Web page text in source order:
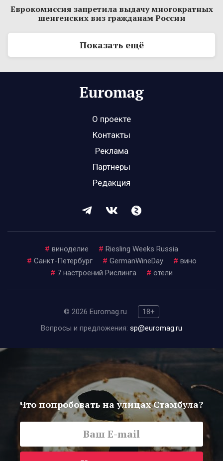
Еврокомиссия запретила выдачу многократных
шенгенских виз гражданам России
Показать ещё
О проекте
Контакты
Реклама
Партнеры
Редакция
# виноделие # Riesling Weeks Russia
# Санкт-Петербург # GermanWineDay # вино
# 7 настроений Рислинга # отели
© 2026 Euromag.ru
18+
Вопросы и предложения: sp@euromag.ru
Что попробовать на улицах Стамбула?